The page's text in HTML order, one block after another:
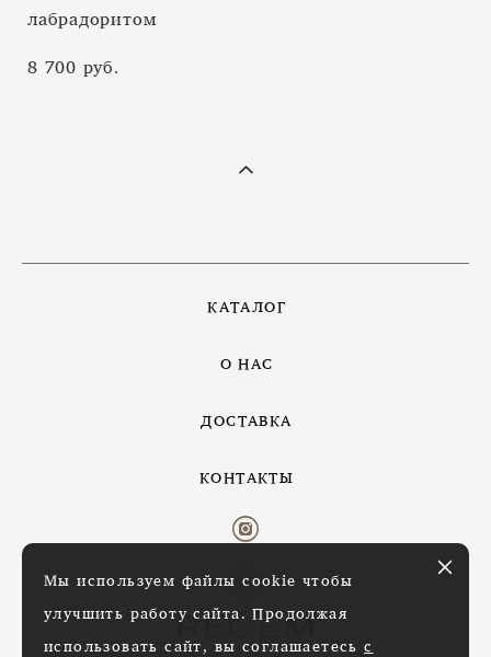
лабрадоритом
8 700 pуб.
КАТАЛОГ
О НАС
ДОСТАВКА
КОНТАКТЫ
Мы используем файлы cookie чтобы
улучшить работу сайта. Продолжая
использовать сайт, вы соглашаетесьс